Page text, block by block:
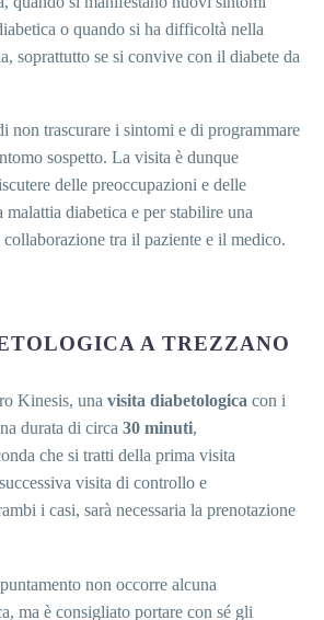
o quando si ha difficoltà nella
soprattutto se si convive con il diabete da
non trascurare i sintomi e di programmare
sospetto. La visita è dunque
delle preoccupazioni e delle
malattia diabetica e per stabilire una
tra il paziente e il medico.
A TREZZANO
Kinesis, una visita diabetologica con i
durata di circa 30 minuti,
che si tratti della prima visita
visita di controllo e
i casi, sarà necessaria la prenotazione
non occorre alcuna
ma è consigliato portare con sé gli